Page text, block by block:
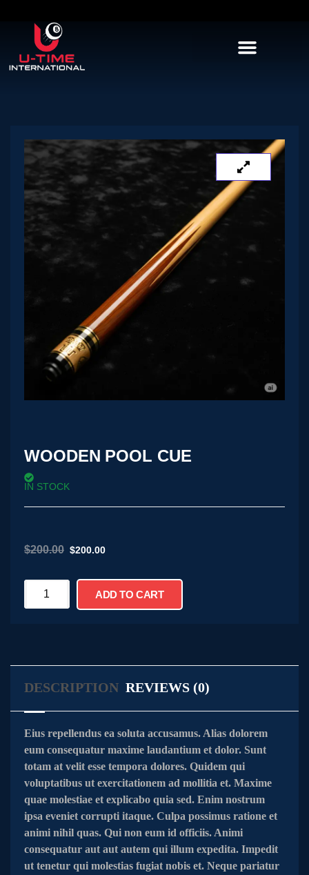
WOODEN POOL CUE
IN STOCK
$200.00 $200.00
ADD TO CART
DESCRIPTION REVIEWS (0)
Eius repellendus ea soluta accusamus. Alias dolorem
eum consequatur maxime laudantium et dolor. Sunt
totam at velit esse tempora dolores. Quidem qui
voluptatibus ut exercitationem ad mollitia et. Maxime
quae molestiae et explicabo quia sed. Enim nostrum
ipsa eveniet corrupti itaque. Culpa possimus ratione et
animi nihil quas. Qui non eum id officiis. Animi
consequatur aut aut autem qui illum expedita. Impedit
ut tenetur qui molestias fugiat nobis et. Neque pariatur